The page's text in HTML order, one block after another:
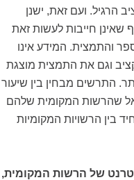
הרגיל. ועם זאת, ישנן
חייבות לעשות זאת
של הספר והתמצית. המידע אינו
וגם את התמצית מוצגת
התרשים מבחין בין שיעור
שהרשות המקומית שלהם
בין הרשויות המקומיות
של הרשות המקומית,